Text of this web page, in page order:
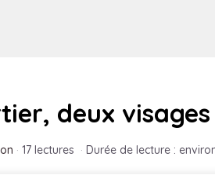
deux
· 17 lectures · Durée de lecture :